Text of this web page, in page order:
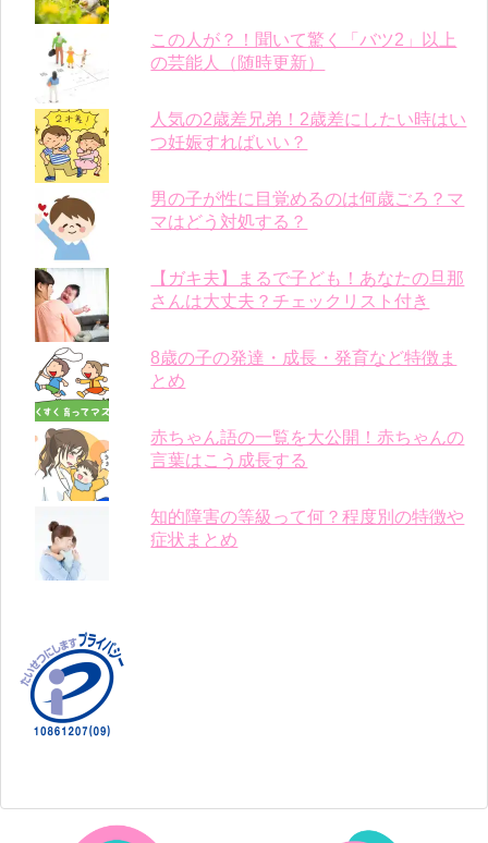
この人が？！聞いて驚く「バツ2」以上
の芸能人（随時更新）
人気の2歳差兄弟！2歳差にしたい時はい
つ妊娠すればいい？
男の子が性に目覚めるのは何歳ごろ？マ
マはどう対処する？
【ガキ夫】まるで子ども！あなたの旦那
さんは大丈夫？チェックリスト付き
8歳の子の発達・成長・発育など特徴ま
とめ
赤ちゃん語の一覧を大公開！赤ちゃんの
言葉はこう成長する
知的障害の等級って何？程度別の特徴や
症状まとめ